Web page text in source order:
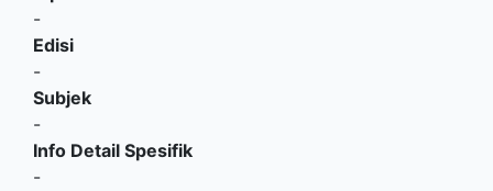
-
Edisi
-
Subjek
-
Info Detail Spesifik
-